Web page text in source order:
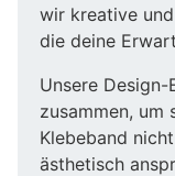
wir kreative
die deine
Unsere
zusammen, um
Klebeband
ästhetisch